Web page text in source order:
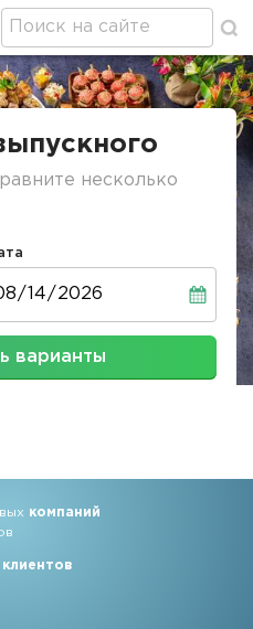
в Москве
несколько
варианты
компаний
клиентов